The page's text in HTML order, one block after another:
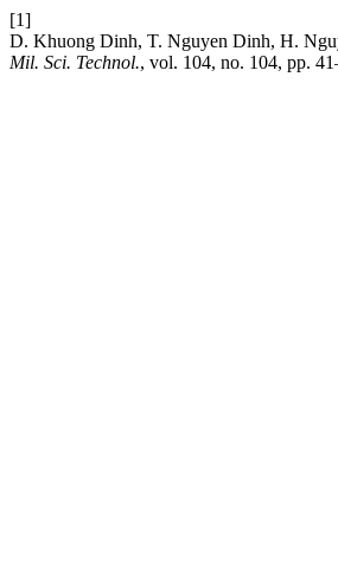
[1]
D. Khuong Dinh, T. Nguyen Dinh, H.
Mil. Sci. Technol., vol. 104, no. 104, pp.